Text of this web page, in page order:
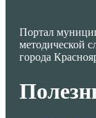
Портал
методической
города